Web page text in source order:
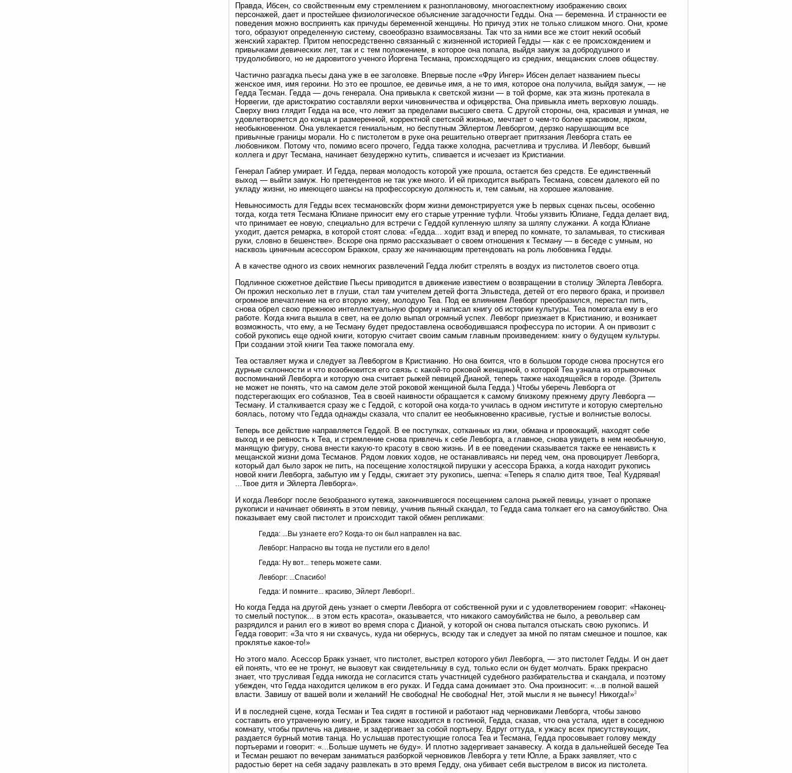
Правда, Ибсен, со свойственным ему стремлением к разноплановому, многоаспектному изображению своих
персонажей, дает и простейшее физиологическое объяснение загадочности Гедды. Она — беременна. И странности ее
поведения можно воспринять как причуды беременной женщины. Но причуд этих не только слишком много. Они, кроме
того, образуют определенную систему, своеобразно взаимосвязаны. Так что за ними все же стоит некий особый
женский характер. Притом непосредственно связанный с жизненной историей Гедды — как с ее происхождением и
привычками девических лет, так и с тем положением, в которое она попала, выйдя замуж за добродушного и
трудолюбивого, но не даровитого ученого Йоргена Тесмана, происходящего из средних, мещанских слоев обществу.
Частично разгадка пьесы дана уже в ее заголовке. Впервые после «Фру Ингер» Ибсен делает названием пьесы
женское имя, имя героини. Но это ее прошлое, ее девичье имя, а не то имя, которое она получила, выйдя замуж, — не
Гедда Тесман. Гедда — дочь генерала. Она привыкла к светской жизни — в той форме, как эта жизнь протекала в
Норвегии, где аристократию составляли верхи чиновничества и офицерства. Она привыкла иметь верховую лошадь.
Сверху вниз глядит Гедда на все, что лежит за пределами высшего света. С другой стороны, она, красивая и умная, не
удовлетворяется до конца и размеренной, корректной светской жизнью, мечтает о чем-то более красивом, ярком,
необыкновенном. Она увлекается гениальным, но беспутным Эйлертом Левборгом, дерзко нарушающим все
привычные границы морали. Но с пистолетом в руке она решительно отвергает притязания Левборга стать ее
любовником. Потому что, помимо всего прочего, Гедда также холодна, расчетлива и труслива. И Левборг, бывший
коллега и друг Тесмана, начинает безудержно кутить, спивается и исчезает из Кристиании.
Генерал Габлер умирает. И Гедда, первая молодость которой уже прошла, остается без средств. Ее единственный
выход — выйти замуж. Но претендентов не так уже много. И ей приходится выбрать Тесмана, совсем далекого ей по
укладу жизни, но имеющего шансы на профессорскую должность и, тем самым, на хорошее жалование.
Невыносимость для Гедды всех тесмановскйх форм жизни демонстрируется уже Ь первых сценах пьсеы, особенно
тогда, когда тетя Тесмана Юлиане приносит ему его старые утренние туфли. Чтобы уязвить Юлиане, Гедда делает вид,
что принимает ее новую, специально для встречи с Геддой купленную шляпу за шляпу служанки. А когда Юлиане
уходит, дается ремарка, в которой стоят слова: «Гедда... ходит взад и вперед по комнате, то заламывая, то стискивая
руки, словно в бешенстве». Вскоре она прямо рассказывает о своем отношения к Тесману — в беседе с умным, но
насквозь циничным асессором Бракком, сразу же начинающим претендовать на роль любовника Гедды.
А в качестве одного из своих немногих развлечений Гедда любит стрелять в воздух из пистолетов своего отца.
Подлинное сюжетное действие Пьесы приводится в движение известием о возвращении в столицу Эйлерта Левборга.
Он прожил несколько лет в глуши, стал там учителем детей фогта Эльвстеда, детей от его первого брака, и произвел
огромное впечатление на его вторую жену, молодую Tea. Под ее влиянием Левборг преобразился, перестал пить,
снова обрел свою прежнюю интеллектуальную форму и написал книгу об истории культуры. Tea помогала ему в его
работе. Когда книга вышла в свет, на ее долю выпал огромный успех. Левборг приезжает в Кристианию, и возникает
возможность, что ему, а не Тесману будет предоставлена освободившаяся профессура по истории. А он привозит с
собой рукопись еще одной книги, которую считает своим самым главным произведением: книгу о будущем культуры.
При создании этой книги Tea также помогала ему.
Tea оставляет мужа и следует за Левборгом в Кристианию. Но она боится, что в большом городе снова проснутся его
дурные склонности и что возобновится его связь с какой-то роковой женщиной, о которой Tea узнала из отрывочных
воспоминаний Левборга и которую она считает рыжей певицей Дианой, теперь также находящейся в городе. (Зритель
не может не понять, что на самом деле этой роковой женщиной была Гедда.) Чтобы уберечь Левборга от
подстерегающих его соблазнов, Tea в своей наивности обращается к самому близкому прежнему другу Левборга —
Тесману. И сталкивается сразу же с Геддой, с которой она когда-то училась в одном институте и которую смертельно
боялась, потому что Гедда однажды сказала, что спалит ее необыкновенно красивые, густые и волнистые волосы.
Теперь все действие направляется Геддой. В ее поступках, сотканных из лжи, обмана и провокаций, находят себе
выход и ее ревность к Tea, и стремление снова привлечь к себе Левборга, а главное, снова увидеть в нем необычную,
манящую фигуру, снова внести какую-то красоту в свою жизнь. И в ее поведении сказывается также ее ненависть к
мещанской жизни дома Тесманов. Рядом ловких ходов, не останавливаясь ни перед чем, она провоцирует Левборга,
который дал было зарок не пить, на посещение холостяцкой пирушки у асессора Бракка, а когда находит рукопись
новой книги Левборга, забытую им у Гедды, сжигает эту рукопись, шепча: «Теперь я спалю дитя твое, Tea! Кудрявая!
...Твое дитя и Эйлерта Левборга».
И когда Левборг после безобразного кутежа, закончившегося посещением салона рыжей певицы, узнает о пропаже
рукописи и начинает обвинять в этом певицу, учинив пьяный скандал, то Гедда сама толкает его на самоубийство. Она
показывает ему свой пистолет и происходит такой обмен репликами:
Гедда: ...Вы узнаете его? Когда-то он был направлен на вас.
Левборг: Напрасно вы тогда не пустили его в дело!
Гедда: Ну вот... теперь можете сами.
Левборг: ...Спасибо!
Гедда: И помните... красиво, Эйлерт Левборг!..
Но когда Гедда на другой день узнает о смерти Левборга от собственной руки и с удовлетворением говорит: «Наконец-
то смелый поступок... в этом есть красота», оказывается, что никакого самоубийства не было, а револьвер сам
разрядился и ранил его в живот во время спора с Дианой, у которой он снова пытался отыскать свою рукопись. И
Гедда говорит: «За что я ни схвачусь, куда ни обернусь, всюду так и следует за мной по пятам смешное и пошлое, как
проклятье какое-то!»
Но этого мало. Асессор Бракк узнает, что пистолет, выстрел которого убил Левборга, — это пистолет Гедды. И он дает
ей понять, что ее не тронут, не вызовут как свидетельницу в суд, только если он будет молчать. Бракк прекрасно
знает, что трусливая Гедда никогда не согласится стать участницей судебного разбирательства и скандала, и поэтому
убежден, что Гедда находится целиком в его руках. И Гедда сама донимает это. Она произносит: «...в полной вашей
власти. Завишу от вашей воли и желаний! Не свободна! Не свободна! Нет, этой мысли я не вынесу! Никогда!»3
И в последней сцене, когда Тесман и Tea сидят в гостиной и работают над черновиками Левборга, чтобы заново
составить его утраченную книгу, и Бракк также находится в гостиной, Гедда, сказав, что она устала, идет в соседнюю
комнату, чтобы прилечь на диване, и задергивает за собой портьеру. Вдруг оттуда, к ужасу всех присутствующих,
раздается бурный мотив танца. Но услышав протестующие голоса Tea и Тесмана, Гедда просовывает голову между
портьерами и говорит: «...Больше шуметь не буду». И плотно задергивает занавеску. А когда в дальнейшей беседе Tea
и Тесман решают по вечерам заниматься разборкой черновиков Левборга у тети Юлле, а Бракк заявляет, что с
радостью берет на себя задачу развлекать в это время Гедду, она убивает себя выстрелом в висок из пистолета.